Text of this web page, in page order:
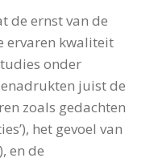
de ernst van de
ervaren kwaliteit
onder
juist de
zoals gedachten
het gevoel van
en de